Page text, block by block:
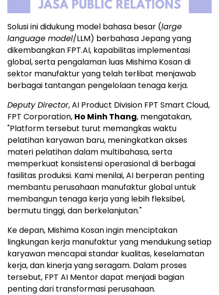
Solusi ini didukung model bahasa besar (large
language model/LLM) berbahasa Jepang yang
dikembangkan FPT.AI, kapabilitas implementasi
global, serta pengalaman luas Mishima Kosan di
sektor manufaktur yang telah terlibat menjawab
berbagai tantangan pengelolaan tenaga kerja.
Deputy Director, AI Product Division FPT Smart Cloud,
FPT Corporation, Ho Minh Thang, mengatakan,
"Platform tersebut turut memangkas waktu
pelatihan karyawan baru, meningkatkan akses
materi pelatihan dalam multibahasa, serta
memperkuat konsistensi operasional di berbagai
fasilitas produksi. Kami menilai, AI berperan penting
membantu perusahaan manufaktur global untuk
membangun tenaga kerja yang lebih fleksibel,
bermutu tinggi, dan berkelanjutan."
Ke depan, Mishima Kosan ingin menciptakan
lingkungan kerja manufaktur yang mendukung setiap
karyawan mencapai standar kualitas, keselamatan
kerja, dan kinerja yang seragam. Dalam proses
tersebut, FPT AI Mentor dapat menjadi bagian
penting dari transformasi perusahaan.